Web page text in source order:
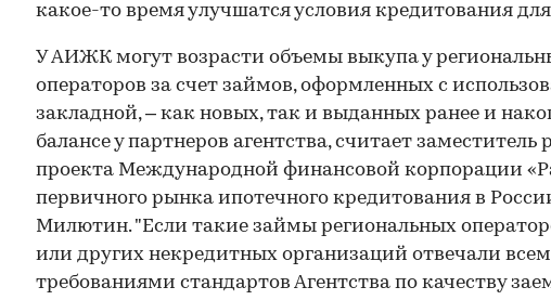
какое-то время улучшатся условия кредитования
У АИЖК могут возрасти объемы выкупа у
операторов за счет займов, оформленных с
закладной, – как новых, так и выданных ранее и
балансе у партнеров агентства, считает заместитель
проекта Международной финансовой корпорации
первичного рынка ипотечного кредитования в
Милютин. "Если такие займы региональных
или других некредитных организаций отвечали всем
требованиями стандартов Агентства по качеству